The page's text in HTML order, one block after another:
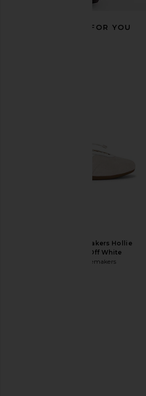
RECOMMENDED FOR YOU
Vagabond Shoemakers Hollie
Sneakerina in Off White
Vagabond Shoemakers